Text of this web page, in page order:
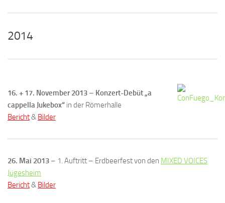
2014
16. + 17. November 2013 – Konzert-Debüt „a
cappella Jukebox“ in der Römerhalle
Bericht& Bilder
26. Mai 2013 – 1. Auftritt – Erdbeerfest von den MIXED VOICES
Jügesheim
Bericht& Bilder